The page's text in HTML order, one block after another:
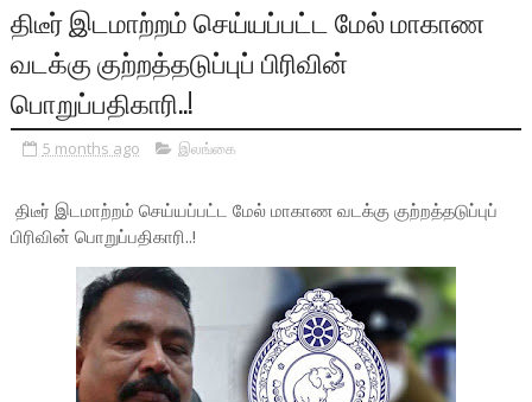
திடீர் இடமாற்றம் செய்யப்பட்ட மேல் மாகாண
வடக்கு குற்றத்தடுப்புப் பிரிவின்
பொறுப்பதிகாரி..!
5 months ago இலங்கை
திடீர் இடமாற்றம் செய்யப்பட்ட மேல் மாகாண வடக்கு குற்றத்தடுப்புப்
பிரிவின் பொறுப்பதிகாரி..!